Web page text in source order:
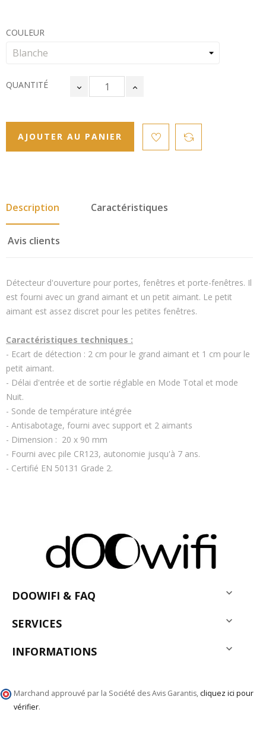
COULEUR
QUANTITÉ
AJOUTER AU PANIER
Description Caractéristiques
Avis clients
Détecteur d'ouverture pour portes, fenêtres et porte-fenêtres. Il
est fourni avec un grand aimant et un petit aimant. Le petit
aimant est assez discret pour les petites fenêtres.
Caractéristiques techniques :
- Ecart de détection : 2 cm pour le grand aimant et 1 cm pour le
petit aimant.
- Délai d'entrée et de sortie réglable en Mode Total et mode
Nuit.
- Sonde de température intégrée
- Antisabotage, fourni avec support et 2 aimants
- Dimension : 20 x 90 mm
- Fourni avec pile CR123, autonomie jusqu'à 7 ans.
- Certifié EN 50131 Grade 2.
DOOWIFI & FAQ 
SERVICES 
INFORMATIONS 
Marchand approuvé par la Société des Avis Garantis, cliquez ici pour
vérifier.